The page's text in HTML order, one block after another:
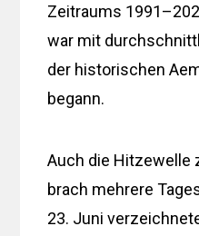
Zeitraums
war mit
der historischen
begann.
Auch die Hitzewelle
brach mehrere
23. Juni